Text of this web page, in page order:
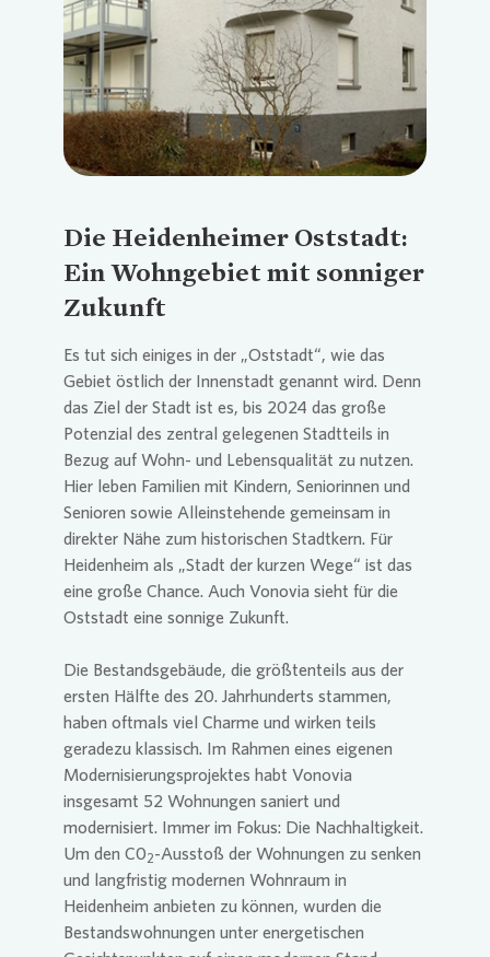
Die Heidenheimer Oststadt:
Ein Wohngebiet mit sonniger
Zukunft
Es tut sich einiges in der „Oststadt“, wie das
Gebiet östlich der Innenstadt genannt wird. Denn
das Ziel der Stadt ist es, bis 2024 das große
Potenzial des zentral gelegenen Stadtteils in
Bezug auf Wohn- und Lebensqualität zu nutzen.
Hier leben Familien mit Kindern, Seniorinnen und
Senioren sowie Alleinstehende gemeinsam in
direkter Nähe zum historischen Stadtkern. Für
Heidenheim als „Stadt der kurzen Wege“ ist das
eine große Chance. Auch Vonovia sieht für die
Oststadt eine sonnige Zukunft.
Die Bestandsgebäude, die größtenteils aus der
ersten Hälfte des 20. Jahrhunderts stammen,
haben oftmals viel Charme und wirken teils
geradezu klassisch. Im Rahmen eines eigenen
Modernisierungsprojektes habt Vonovia
insgesamt 52 Wohnungen saniert und
modernisiert. Immer im Fokus: Die Nachhaltigkeit.
Um den C02-Ausstoß der Wohnungen zu senken
und langfristig modernen Wohnraum in
Heidenheim anbieten zu können, wurden die
Bestandswohnungen unter energetischen